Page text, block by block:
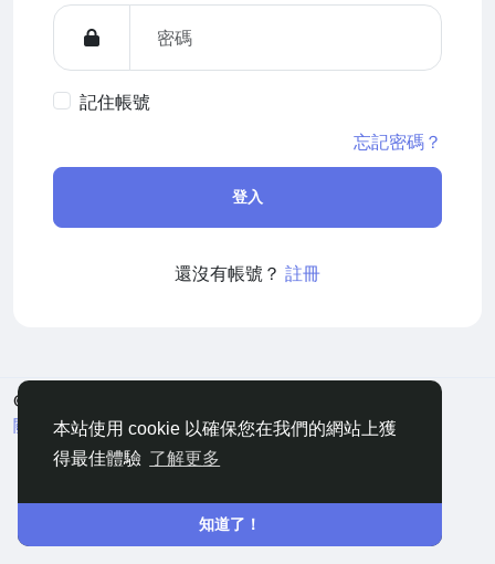
本站使用 cookie 以確保您在我們的網站上獲
得最佳體驗 了解更多
知道了！
記住帳號
忘記密碼？
登入
還沒有帳號？ 註冊
© 2026 嘀咕
關於
條款 隱私 聯絡 網站地圖